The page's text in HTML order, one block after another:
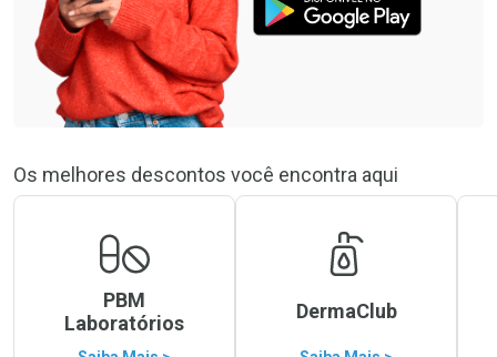
Os melhores descontos você encontra aqui
PBM
Laboratórios
DermaClub